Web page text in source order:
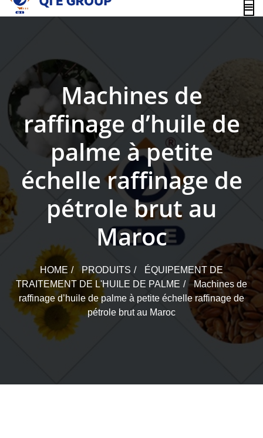
content
Machines de
raffinage d’huile de
palme à petite
échelle raffinage de
pétrole brut au
Maroc
HOME PRODUITS
ÉQUIPEMENT DE
TRAITEMENT DE L'HUILE DE PALME
Machines de
raffinage d’huile de palme à petite échelle raffinage de
pétrole brut au Maroc